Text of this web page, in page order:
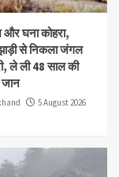
और घना कोहरा,
से निकला जंगल
ले ली 48 साल की
5 August 2026